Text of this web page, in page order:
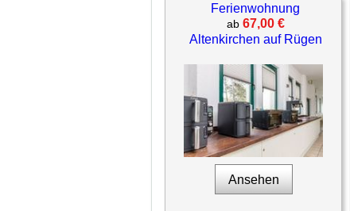
Ferienwohnung
ab 67,00 €
Altenkirchen auf Rügen
Ansehen